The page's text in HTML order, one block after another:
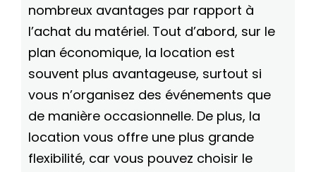
nombreux avantages par rapport à
l’achat du matériel. Tout d’abord, sur le
plan économique, la location est
souvent plus avantageuse, surtout si
vous n’organisez des événements que
de manière occasionnelle. De plus, la
location vous offre une plus grande
flexibilité, car vous pouvez choisir le